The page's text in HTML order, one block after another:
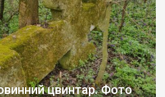
цвинтар. Фото